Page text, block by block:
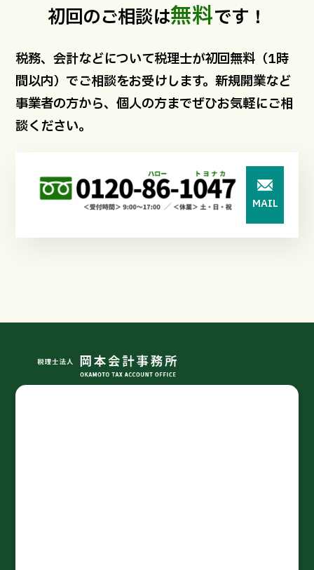
初回のご相談は無料です！
税務、会計などについて税理士が初回無料（1時
間以内）でご相談をお受けします。新規開業など
事業者の方から、個人の方までぜひお気軽にご相
談ください。
MAIL